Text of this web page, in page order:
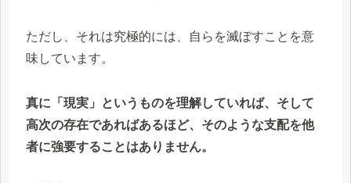
ただし、それは究極的には、自らを滅ぼすことを意
味しています。
真に「現実」というものを理解していれば、そして
高次の存在であればあるほど、そのような支配を他
者に強要することはありません。